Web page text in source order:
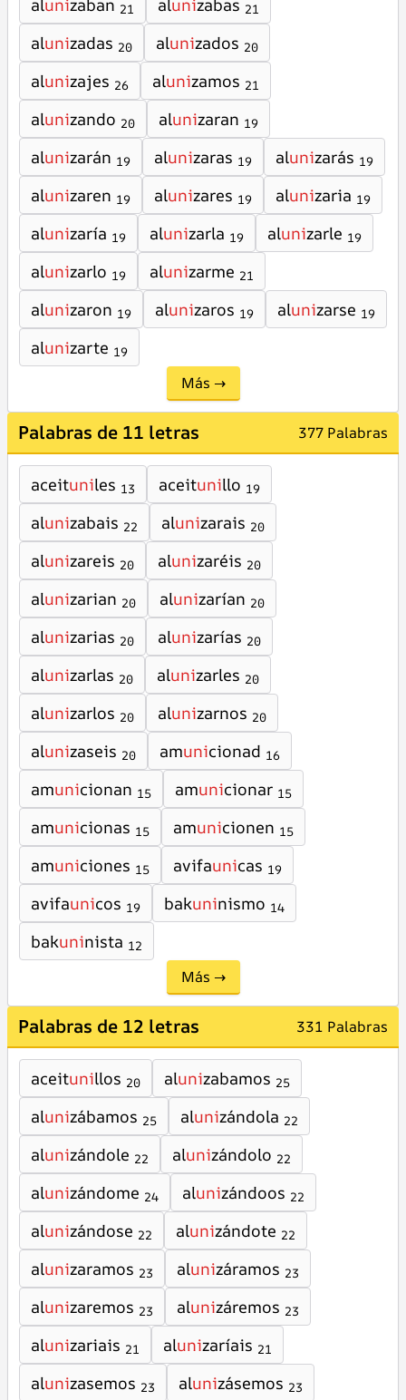
alunizaban 21 alunizabas 21
alunizadas 20 alunizados 20
alunizajes 26 alunizamos 21
alunizando 20 alunizaran 19
alunizarán 19 alunizaras 19 alunizarás 19
alunizaren 19 alunizares 19 alunizaria 19
alunizaría 19 alunizarla 19 alunizarle 19
alunizarlo 19 alunizarme 21
alunizaron 19 alunizaros 19 alunizarse 19
alunizarte 19
Más →
Palabras de 11 letras 377 Palabras
aceituniles 13 aceitunillo 19
alunizabais 22 alunizarais 20
alunizareis 20 alunizaréis 20
alunizarian 20 alunizarían 20
alunizarias 20 alunizarías 20
alunizarlas 20 alunizarles 20
alunizarlos 20 alunizarnos 20
alunizaseis 20 amunicionad 16
amunicionan 15 amunicionar 15
amunicionas 15 amunicionen 15
amuniciones 15 avifaunicas 19
avifaunicos 19 bakuninismo 14
bakuninista 12
Más →
Palabras de 12 letras 331 Palabras
aceitunillos 20 alunizabamos 25
alunizábamos 25 alunizándola 22
alunizándole 22 alunizándolo 22
alunizándome 24 alunizándoos 22
alunizándose 22 alunizándote 22
alunizaramos 23 alunizáramos 23
alunizaremos 23 alunizáremos 23
alunizariais 21 alunizaríais 21
alunizasemos 23 alunizásemos 23